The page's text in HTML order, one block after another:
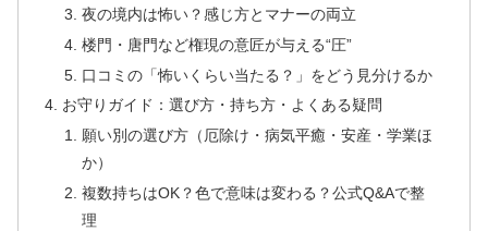
夜の境内は怖い？感じ方とマナーの両立
楼門・唐門など権現の意匠が与える“圧”
口コミの「怖いくらい当たる？」をどう見分けるか
お守りガイド：選び方・持ち方・よくある疑問
願い別の選び方（厄除け・病気平癒・安産・学業ほ
か）
複数持ちはOK？色で意味は変わる？公式Q&Aで整
理